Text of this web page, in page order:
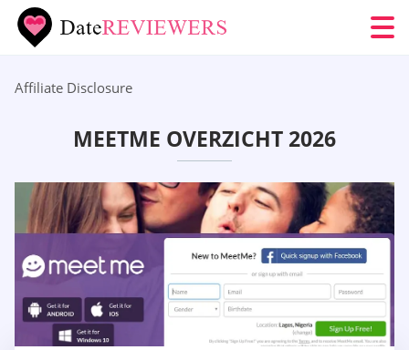
Affiliate Disclosure
MEETME OVERZICHT 2026